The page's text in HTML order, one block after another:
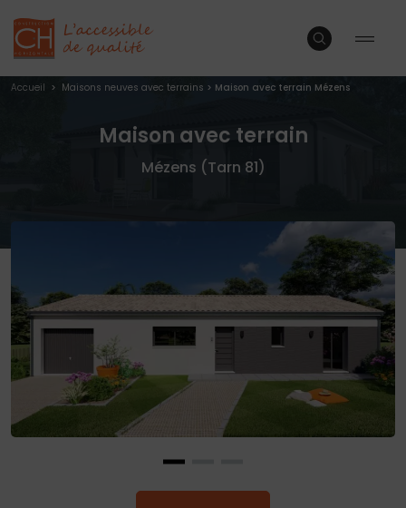
Accueil > Maisons neuves avec terrains > Maison avec terrain Mézens
Maison avec terrain
Mézens (Tarn 81)